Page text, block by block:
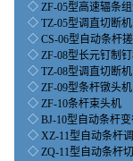
◇ ZF-05型高速辐条
◇ TZ-05型调直切断机
◇ CS-06型自动条杆
◇ ZF-08型长元钉制
◇ TZ-08型调直切断机
◇ ZF-09型条杆镦头机
◇ ZF-10条杆束头机
◇ BJ-10型自动条杆
◇ XZ-11型自动条杆
◇ ZQ-11型自动条杆